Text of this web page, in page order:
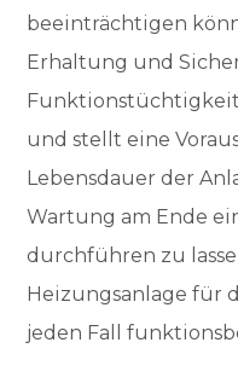
beeinträchtigen
Erhaltung und
und stellt eine
Lebensdauer der
Wartung am Ende
durchführen zu
Heizungsanlage für
jeden Fall